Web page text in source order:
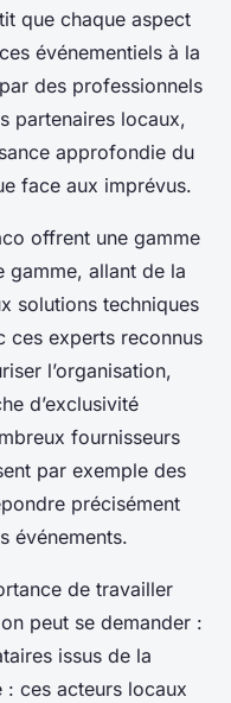
que chaque aspect
événementiels à la
des professionnels
partenaires locaux,
approfondie du
face aux imprévus.
offrent une gamme
gamme, allant de la
solutions techniques
ces experts reconnus
l’organisation,
d’exclusivité
fournisseurs
par exemple des
précisément
événements.
de travailler
peut se demander :
issus de la
: ces acteurs locaux